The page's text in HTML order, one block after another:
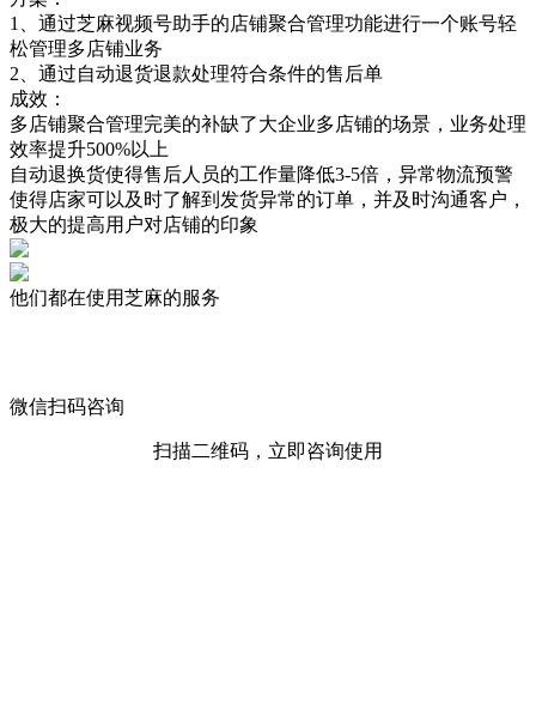
1、通过芝麻视频号助手的店铺聚合管理功能进行一个账号轻
松管理多店铺业务
2、通过自动退货退款处理符合条件的售后单
成效：
多店铺聚合管理完美的补缺了大企业多店铺的场景，业务处理
效率提升500%以上
自动退换货使得售后人员的工作量降低3-5倍，异常物流预警
使得店家可以及时了解到发货异常的订单，并及时沟通客户，
极大的提高用户对店铺的印象
他们都在使用芝麻的服务
微信扫码咨询
扫描二维码，立即咨询使用